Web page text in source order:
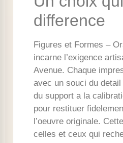
difference
Figures et Formes –
incarne l’exigence
Avenue. Chaque
avec un souci du
du support a la
pour restituer
l’oeuvre originale.
celles et ceux qui